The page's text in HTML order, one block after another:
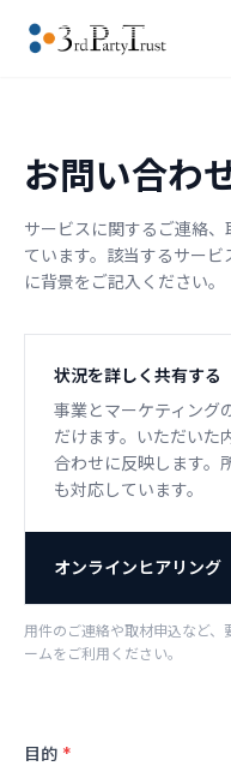
お問い合わ
サービスに関するご連絡
ています。該当するサー
に背景をご記入ください。
状況を詳しく共有する
事業とマーケティング
だけます。いただいた
合わせに反映します。
も対応しています。
オンラインヒアリング
用件のご連絡や取材申込など
ームをご利用ください。
目的 *